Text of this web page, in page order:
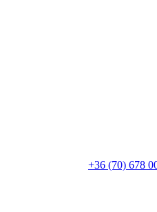
+36 (70) 678